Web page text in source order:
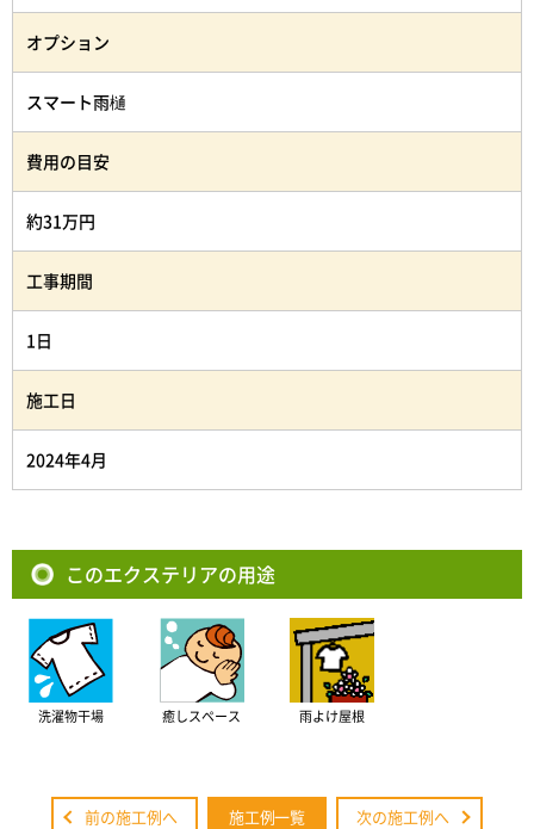
オプション
スマート雨樋
費用の目安
約31万円
工事期間
1日
施工日
2024年4月
このエクステリアの用途
洗濯物干場 癒しスペース 雨よけ屋根
前の施工例へ 施工例一覧 次の施工例へ